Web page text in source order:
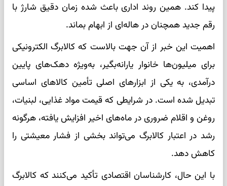
پیدا کند. همین روند اداری باعث شده زمان دقیق شارژ با
رقم جدید همچنان در هاله‌ای از ابهام بماند.
اهمیت این خبر از آن جهت بالاست که کالابرگ الکترونیکی
برای میلیون‌ها خانوار یارانه‌بگیر، به‌ویژه دهک‌های پایین
درآمدی، به یکی از ابزارهای اصلی تأمین کالاهای اساسی
تبدیل شده است. در شرایطی که قیمت مواد غذایی، لبنیات،
روغن و اقلام ضروری در ماه‌های اخیر افزایش یافته، هرگونه
رشد در اعتبار کالابرگ می‌تواند بخشی از فشار معیشتی را
کاهش دهد.
با این حال، کارشناسان اقتصادی تأکید می‌کنند که کالابرگ